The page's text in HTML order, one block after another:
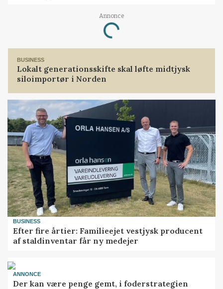
Annonce
Loading...
BUSINESS
Lokalt generationsskifte skal løfte midtjysk
siloimportør i Norden
BUSINESS
Efter fire årtier: Familieejet vestjysk producent
af staldinventar får ny medejer
ANNONCE
Der kan være penge gemt, i foderstrategien